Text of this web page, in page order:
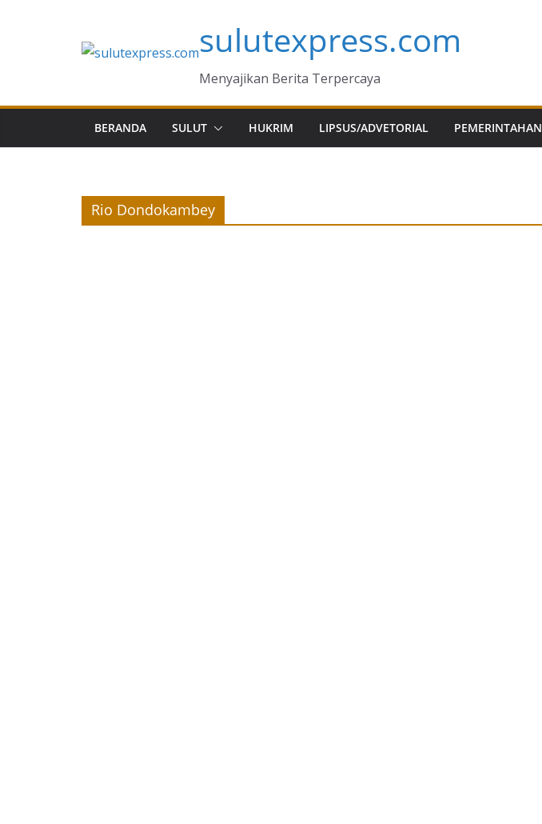
sulutexpress.com
Menyajikan Berita Terpercaya
BERANDA SULUT HUKRIM LIPSUS/ADVETORIAL PEMERINTAHAN
Rio Dondokambey